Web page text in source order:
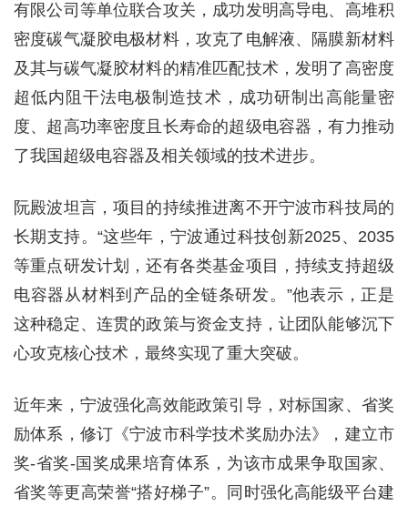
有限公司等单位联合攻关，成功发明高导电、高堆积
密度碳气凝胶电极材料，攻克了电解液、隔膜新材料
及其与碳气凝胶材料的精准匹配技术，发明了高密度
超低内阻干法电极制造技术，成功研制出高能量密
度、超高功率密度且长寿命的超级电容器，有力推动
了我国超级电容器及相关领域的技术进步。
阮殿波坦言，项目的持续推进离不开宁波市科技局的
长期支持。“这些年，宁波通过科技创新2025、2035
等重点研发计划，还有各类基金项目，持续支持超级
电容器从材料到产品的全链条研发。”他表示，正是
这种稳定、连贯的政策与资金支持，让团队能够沉下
心攻克核心技术，最终实现了重大突破。
近年来，宁波强化高效能政策引导，对标国家、省奖
励体系，修订《宁波市科学技术奖励办法》，建立市
奖-省奖-国奖成果培育体系，为该市成果争取国家、
省奖等更高荣誉“搭好梯子”。同时强化高能级平台建